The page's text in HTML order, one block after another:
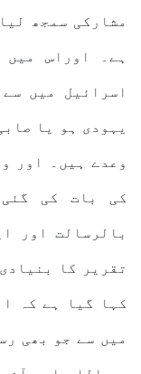
مشارکی سمجھ
ہے۔ اوراس
اسرائیل میں
یہودی ہو یا
وعدے ہیں۔ اور
کی بات کی
بالرسالت اور
تقریر کا
کہا گیا ہے کہ
میں سے جو بھی